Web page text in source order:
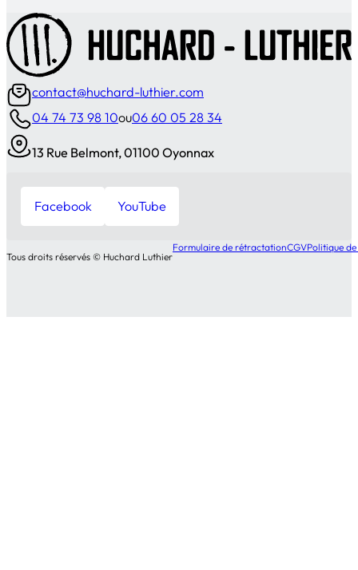
contact@huchard-luthier.com
04 74 73 98 10ou06 60 05 28 34
13 Rue Belmont, 01100 Oyonnax
Facebook YouTube
Tous droits réservés © Huchard Luthier
Formulaire de rétractationCGVPolitique